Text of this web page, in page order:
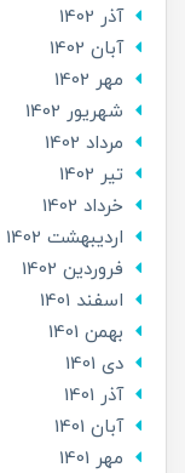
آذر 1402
آبان 1402
مهر 1402
شهریور 1402
مرداد 1402
تير 1402
خرداد 1402
ارديبهشت 1402
فروردین 1402
اسفند 1401
بهمن 1401
دی 1401
آذر 1401
آبان 1401
مهر 1401